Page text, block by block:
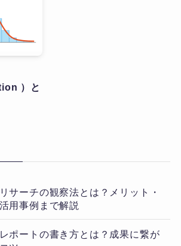
）と
サーチの観察法とは？メリット・
用事例まで解説
ポートの書き方とは？成果に繋が